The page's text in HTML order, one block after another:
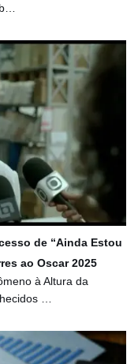
de “Ainda Estou
ao Oscar 2025
à Altura da
…